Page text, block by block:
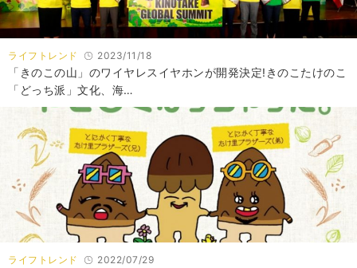
ライフトレンド 2023/11/18
「きのこの山」のワイヤレスイヤホンが開発決定!きのこたけのこ
「どっち派」文化、海…
ライフトレンド 2022/07/29